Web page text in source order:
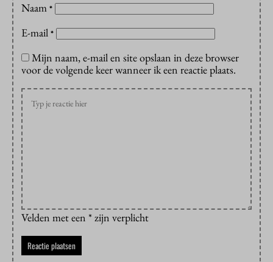
Naam *
E-mail *
Mijn naam, e-mail en site opslaan in deze browser
voor de volgende keer wanneer ik een reactie plaats.
Velden met een * zijn verplicht